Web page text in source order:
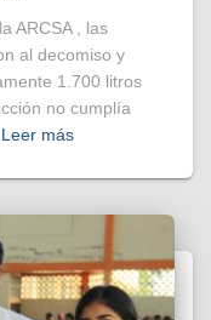
ARCSA , las
al decomiso y
1.700 litros
no cumplía
Leer más